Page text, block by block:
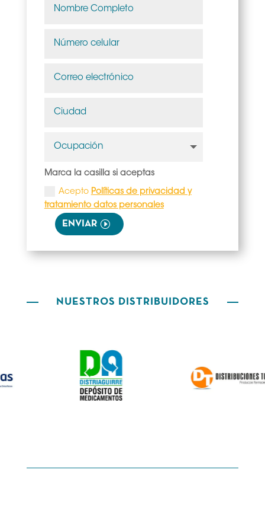
Marca la casilla si aceptas
Acepto Políticas de privacidad y
tratamiento datos personales
ENVIAR
NUESTROS DISTRIBUIDORES